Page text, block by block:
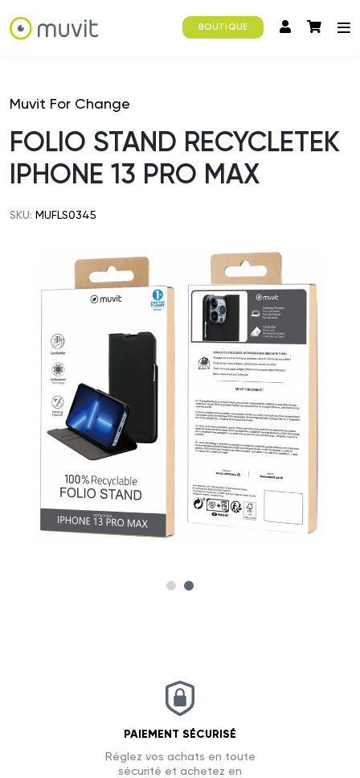
BOUTIQUE
Muvit For Change
FOLIO STAND RECYCLETEK
IPHONE 13 PRO MAX
SKU: MUFLS0345
PAIEMENT SÉCURISÉ
Réglez vos achats en toute
sécurité et achetez en